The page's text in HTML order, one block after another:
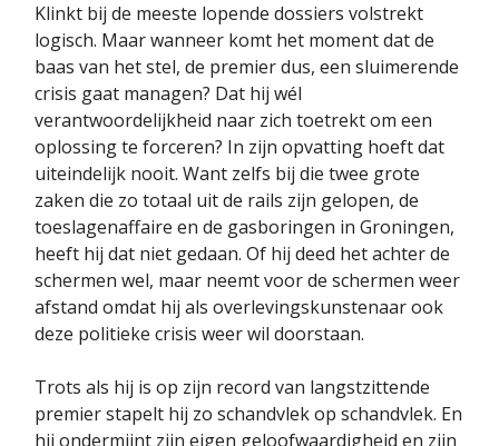
Klinkt bij de meeste lopende dossiers volstrekt
logisch. Maar wanneer komt het moment dat de
baas van het stel, de premier dus, een sluimerende
crisis gaat managen? Dat hij wél
verantwoordelijkheid naar zich toetrekt om een
oplossing te forceren? In zijn opvatting hoeft dat
uiteindelijk nooit. Want zelfs bij die twee grote
zaken die zo totaal uit de rails zijn gelopen, de
toeslagenaffaire en de gasboringen in Groningen,
heeft hij dat niet gedaan. Of hij deed het achter de
schermen wel, maar neemt voor de schermen weer
afstand omdat hij als overlevingskunstenaar ook
deze politieke crisis weer wil doorstaan.
Trots als hij is op zijn record van langstzittende
premier stapelt hij zo schandvlek op schandvlek. En
hij ondermijnt zijn eigen geloofwaardigheid en zijn